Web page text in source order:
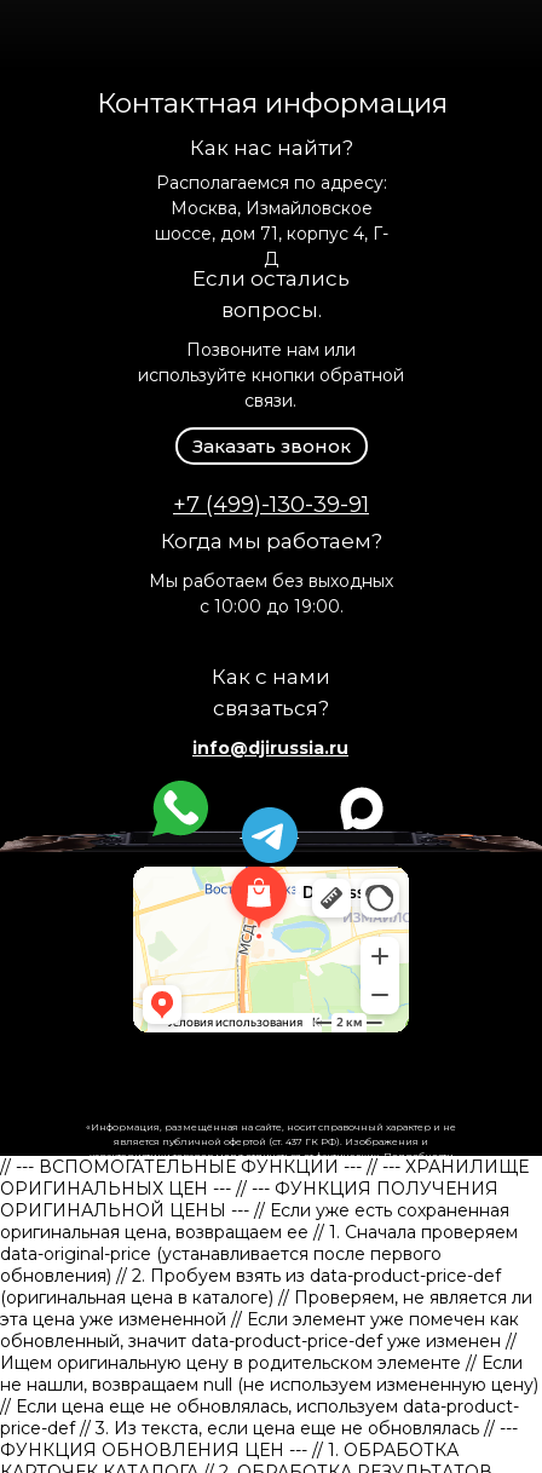
Как нас найти?
Когда мы работаем?
Если остались
вопросы.
Как с нами
связаться?
Располагаемся по адресу:
Москва, Измайловское
шоссе, дом 71, корпус 4, Г-
Д
Мы работаем без выходных
с 10:00 до 19:00.
Позвоните нам или
используйте кнопки обратной
связи.
+7 (499)-130-39-91
info@djirussia.ru
Заказать звонок
Контактная информация
«Информация, размещённая на сайте, носит справочный характер и не
является публичной офертой (ст. 437 ГК РФ). Изображения и
характеристики товаров могут отличаться от фактических. Подробности
уточняйте у менеджеров.»
// --- ВСПОМОГАТЕЛЬНЫЕ ФУНКЦИИ --- // --- ХРАНИЛИЩЕ
ОРИГИНАЛЬНЫХ ЦЕН --- // --- ФУНКЦИЯ ПОЛУЧЕНИЯ
ОРИГИНАЛЬНОЙ ЦЕНЫ --- // Если уже есть сохраненная
оригинальная цена, возвращаем ее // 1. Сначала проверяем
data-original-price (устанавливается после первого
обновления) // 2. Пробуем взять из data-product-price-def
(оригинальная цена в каталоге) // Проверяем, не является ли
эта цена уже измененной // Если элемент уже помечен как
обновленный, значит data-product-price-def уже изменен //
Ищем оригинальную цену в родительском элементе // Если
не нашли, возвращаем null (не используем измененную цену)
// Если цена еще не обновлялась, используем data-product-
price-def// 3. Из текста, если цена еще не обновлялась // ---
ФУНКЦИЯ ОБНОВЛЕНИЯ ЦЕН --- // 1. ОБРАБОТКА